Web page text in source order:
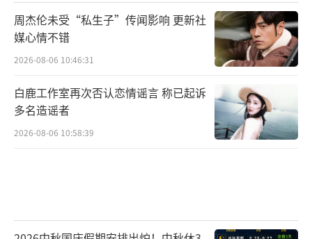
观众，倾情讲述了《不过人间》这首歌背后的
周杰伦未受“私生子”传闻影响 更新社
媒心情不错
2026-08-06 10:46:31
白鹿工作室再次否认恋情谣言 称已起诉
多名造谣者
2026-08-06 10:58:39